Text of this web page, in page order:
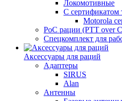
Локомотивные
С сертификатом
Motorola
PoC рации (PTT over
Спецкомплект для
Аксессуары для раций
Адаптеры
SIRUS
Alan
Антенны